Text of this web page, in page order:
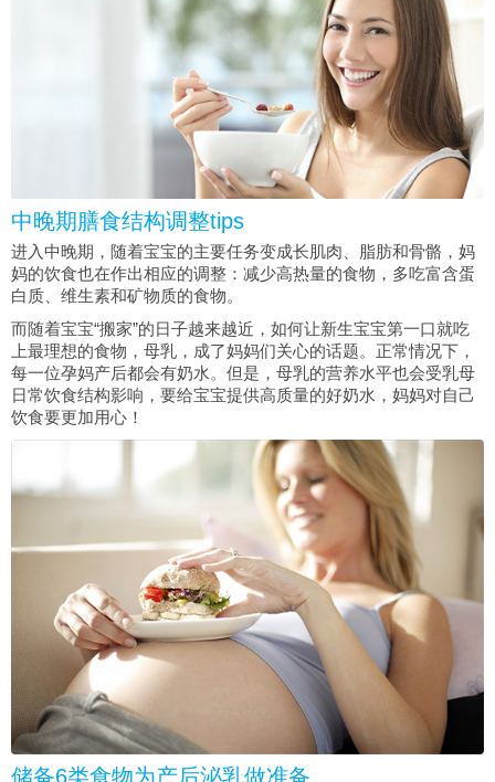
中晚期膳食结构调整tips
进入中晚期，随着宝宝的主要任务变成长肌肉、脂肪和骨骼，妈
妈的饮食也在作出相应的调整：减少高热量的食物，多吃富含蛋
白质、维生素和矿物质的食物。
而随着宝宝“搬家”的日子越来越近，如何让新生宝宝第一口就吃
上最理想的食物，母乳，成了妈妈们关心的话题。正常情况下，
每一位孕妈产后都会有奶水。但是，母乳的营养水平也会受乳母
日常饮食结构影响，要给宝宝提供高质量的好奶水，妈妈对自己
饮食要更加用心！
储备6类食物为产后泌乳做准备